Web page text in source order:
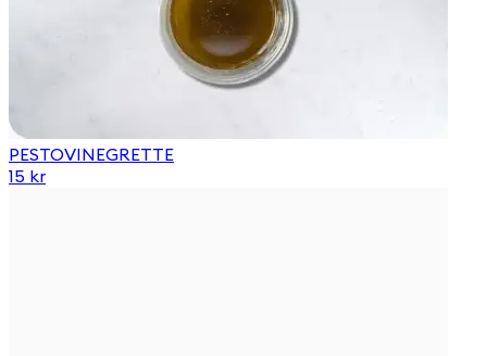
PESTOVINEGRETTE
15 kr